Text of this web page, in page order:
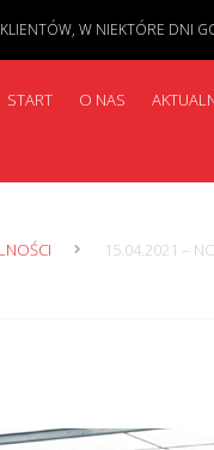
START O NAS
15.04.2021 –
W NIEKTÓRE DNI